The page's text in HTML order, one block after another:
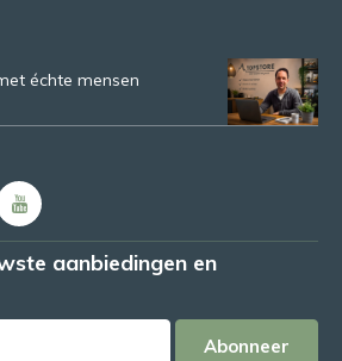
échte mensen
aanbiedingen en
Abonneer